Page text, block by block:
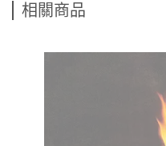
相關商品